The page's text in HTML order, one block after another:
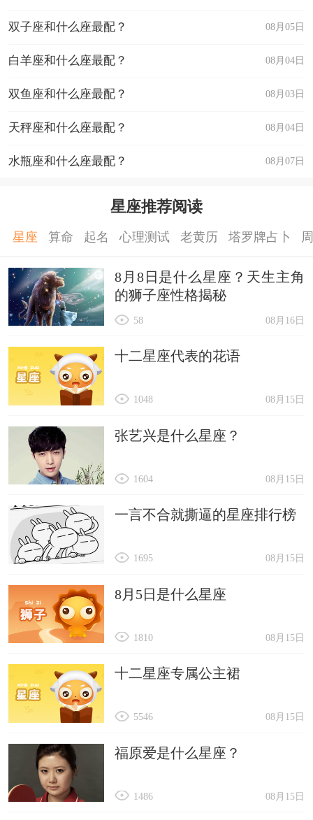
08月05日
双子座和什么座最配？
08月04日
白羊座和什么座最配？
08月03日
双鱼座和什么座最配？
08月04日
天秤座和什么座最配？
08月07日
水瓶座和什么座最配？
星座推荐阅读
星座 算命 起名 心理测试 老黄历 塔罗牌占卜
8月8日是什么星座？天生主角
的狮子座性格揭秘
08月16日
58
十二星座代表的花语
08月15日
1048
张艺兴是什么星座？
08月15日
1604
一言不合就撕逼的星座排行榜
08月15日
1695
8月5日是什么星座
08月15日
1810
十二星座专属公主裙
08月15日
5546
福原爱是什么星座？
08月15日
1486